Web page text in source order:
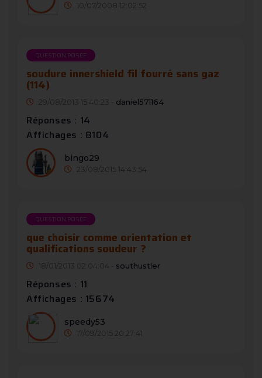
10/07/2008 12:02:52
QUESTION POSÉE
soudure innershield fil fourré sans gaz
(114)
29/08/2013 15:40:23 - daniel571164
Réponses : 14
Affichages : 8104
bingo29
23/08/2015 14:43:54
QUESTION POSÉE
que choisir comme orientation et
qualifications soudeur ?
18/01/2013 02:04:04 - southustler
Réponses : 11
Affichages : 15674
speedy53
17/09/2015 20:27:41